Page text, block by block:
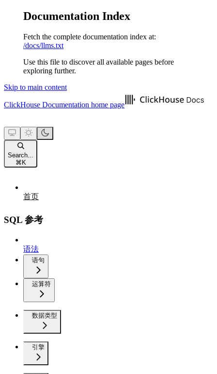
Documentation Index
Fetch the complete documentation index at:
/docs/llms.txt
Use this file to discover all available pages before
exploring further.
Skip to main content
ClickHouse Documentation home page
Search...
⌘ K
首页
SQL 参考
语法
语句
运算符
数据类型
引擎